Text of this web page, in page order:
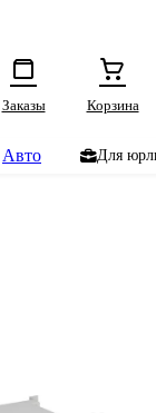
Заказы Корзина
Авто Для